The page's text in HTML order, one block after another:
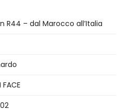
R44 – dal Marocco all’Italia